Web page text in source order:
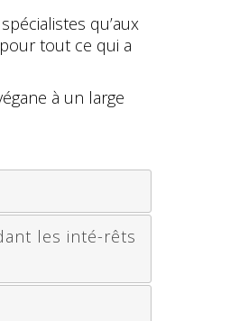
qu’aux
tout ce qui a
à un large
les inté-rêts